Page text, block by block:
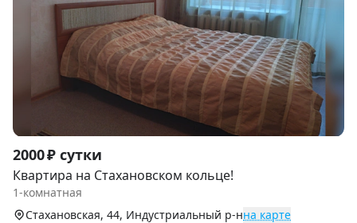
Item
1
of
9
2000 ₽ сутки
Квартира на Стахановском кольце!
1-комнатная
Стахановская, 44, Индустриальный р-нна карте